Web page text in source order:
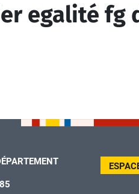
egalité fg